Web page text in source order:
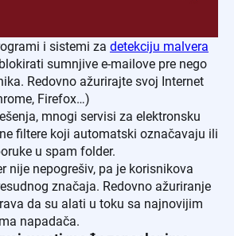
i sistemi za detekciju malvera
sumnjive e-mailove pre nego
Redovno ažurirajte svoj Internet
Firefox…)
mnogi servisi za elektronsku
filtere koji automatski označavaju ili
u spam folder.
nije nepogrešiv, pa je korisnikova
značaja. Redovno ažuriranje
da su alati u toku sa najnovijim
napadača.